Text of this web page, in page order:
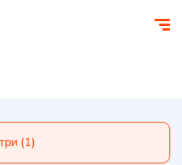
Фільтри (1)